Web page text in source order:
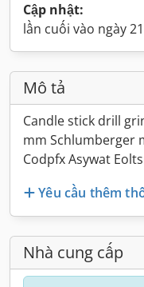
Cập nhật:
lần cuối vào ngày
Mô tả
Candle stick drill
mm Schlumberger
Codpfx Asywat
Yêu cầu thêm
Nhà cung cấp